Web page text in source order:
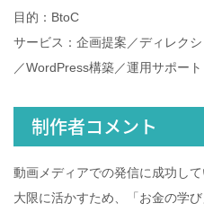
目的：BtoC
サービス：企画提案／ディレク
／WordPress構築／運用サポート
制作者コメント
動画メディアでの発信に成功し
大限に活かすため、「お金の学